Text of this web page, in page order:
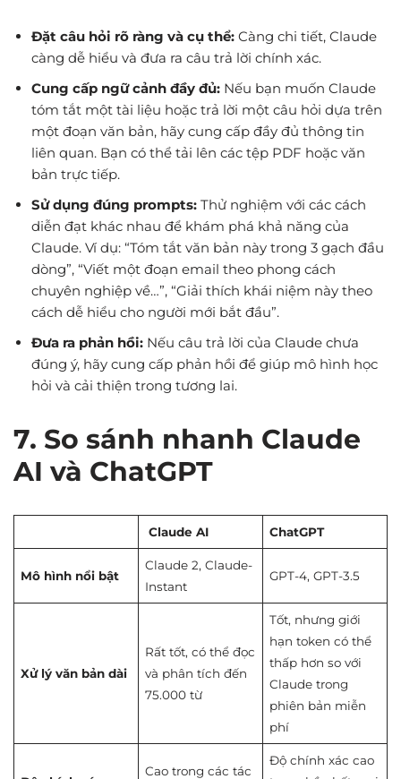
Đặt câu hỏi rõ ràng và cụ thể: Càng chi tiết, Claude
càng dễ hiểu và đưa ra câu trả lời chính xác.
Cung cấp ngữ cảnh đầy đủ: Nếu bạn muốn Claude
tóm tắt một tài liệu hoặc trả lời một câu hỏi dựa trên
một đoạn văn bản, hãy cung cấp đầy đủ thông tin
liên quan. Bạn có thể tải lên các tệp PDF hoặc văn
bản trực tiếp.
Sử dụng đúng prompts: Thử nghiệm với các cách
diễn đạt khác nhau để khám phá khả năng của
Claude. Ví dụ: “Tóm tắt văn bản này trong 3 gạch đầu
dòng”, “Viết một đoạn email theo phong cách
chuyên nghiệp về…”, “Giải thích khái niệm này theo
cách dễ hiểu cho người mới bắt đầu”.
Đưa ra phản hồi: Nếu câu trả lời của Claude chưa
đúng ý, hãy cung cấp phản hồi để giúp mô hình học
hỏi và cải thiện trong tương lai.
7. So sánh nhanh Claude
AI và ChatGPT
Claude AI ChatGPT
Mô hình nổi bật
Claude 2, Claude-
Instant
GPT-4, GPT-3.5
Xử lý văn bản dài
Rất tốt, có thể đọc
và phân tích đến
75.000 từ
Tốt, nhưng giới
hạn token có thể
thấp hơn so với
Claude trong
phiên bản miễn
phí
Cao trong các tác
Độ chính xác cao